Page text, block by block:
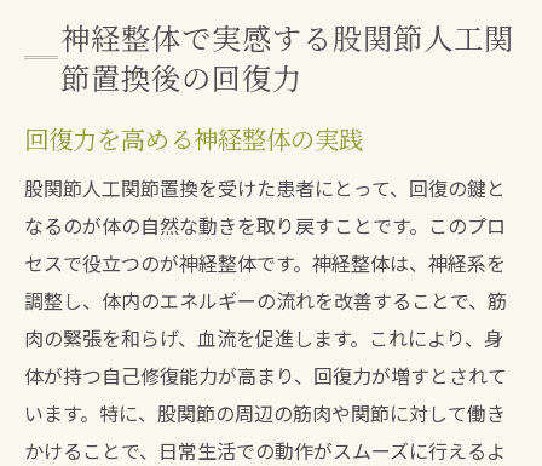
神経整体で実感する股関節人工関
節置換後の回復力
回復力を高める神経整体の実践
股関節人工関節置換を受けた患者にとって、回復の鍵と
なるのが体の自然な動きを取り戻すことです。このプロ
セスで役立つのが神経整体です。神経整体は、神経系を
調整し、体内のエネルギーの流れを改善することで、筋
肉の緊張を和らげ、血流を促進します。これにより、身
体が持つ自己修復能力が高まり、回復力が増すとされて
います。特に、股関節の周辺の筋肉や関節に対して働き
かけることで、日常生活での動作がスムーズに行えるよ